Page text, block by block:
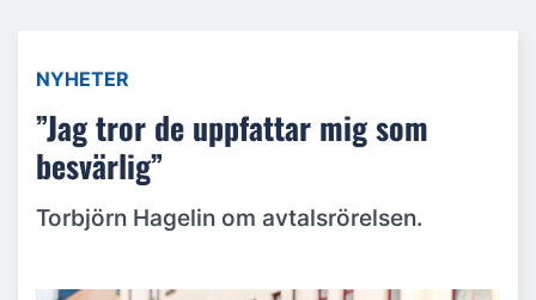
NYHETER
”Jag tror de uppfattar mig som
besvärlig”
Torbjörn Hagelin om avtalsrörelsen.